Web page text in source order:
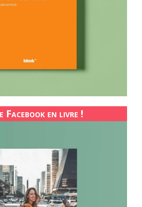
Facebook en livre !